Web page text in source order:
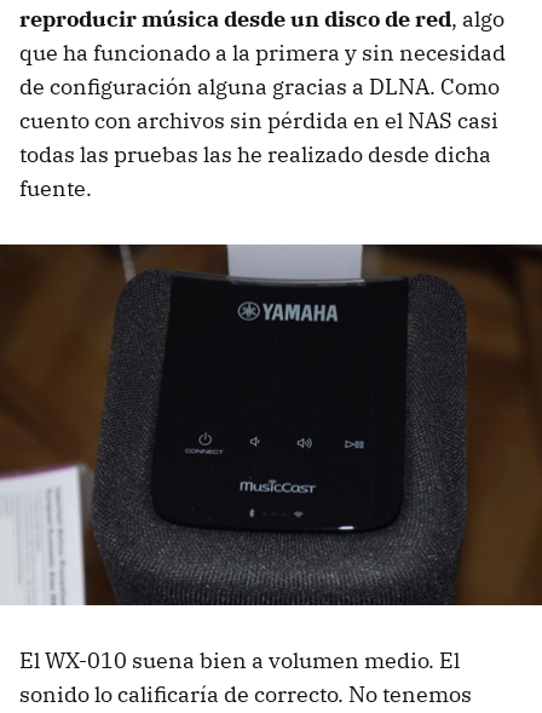
reproducir música desde un disco de red, algo
que ha funcionado a la primera y sin necesidad
de configuración alguna gracias a DLNA. Como
cuento con archivos sin pérdida en el NAS casi
todas las pruebas las he realizado desde dicha
fuente.
El WX-010 suena bien a volumen medio. El
sonido lo calificaría de correcto. No tenemos